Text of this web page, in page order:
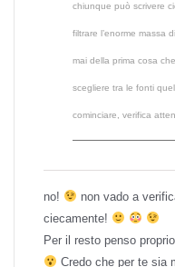
chiunque può scrivere
filtrare l’enorme massa
mai della prima cosa
scegliere tra le fonti
cominciare, verifica
no!
non vado a
ciecamente!
Per il resto penso
Credo che per te sia